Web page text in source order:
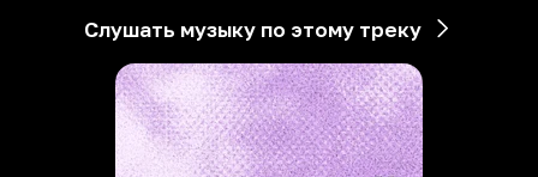
Слушать музыку по этому треку